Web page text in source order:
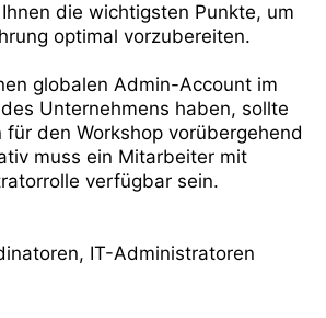
die wichtigsten Punkte, um
optimal vorzubereiten.
globalen Admin-Account im
Unternehmens haben, sollte
den Workshop vorübergehend
muss ein Mitarbeiter mit
verfügbar sein.
IT-Administratoren